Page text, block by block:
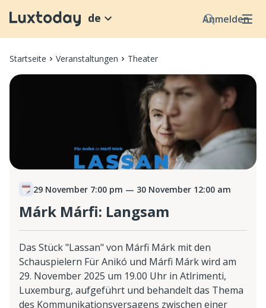
Anmelden
de
Startseite Veranstaltungen Theater
29 November 7:00 pm — 30 November 12:00 am
Márk Márfi: Langsam
Das Stück "Lassan" von Márfi Márk mit den
Schauspielern Für Anikó und Márfi Márk wird am
29. November 2025 um 19.00 Uhr in Atlrimenti,
Luxemburg, aufgeführt und behandelt das Thema
des Kommunikationsversagens zwischen einer